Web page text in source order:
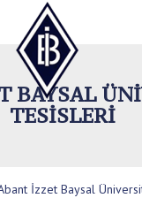
BAYSAL
TESISLERI
İzzet Baysal